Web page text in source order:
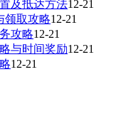
及抵达方法12-21
领取攻略12-21
攻略12-21
与时间奖励12-21
12-21